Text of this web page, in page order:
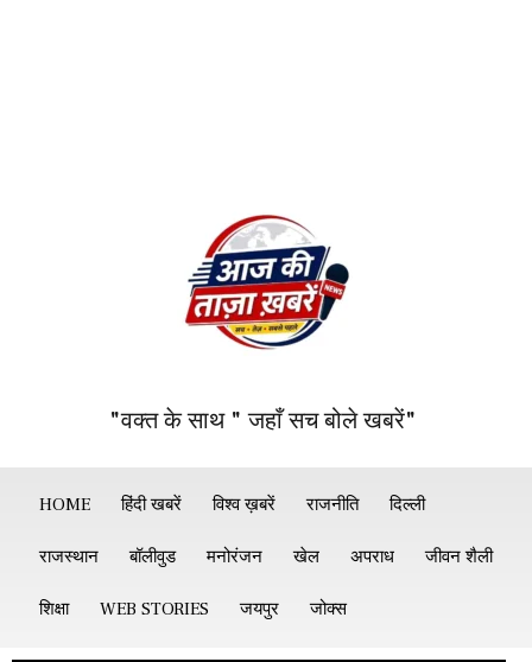
"वक्त के साथ " जहाँ सच बोले खबरें"
HOME हिंदी खबरें विश्व ख़बरें राजनीति दिल्ली
राजस्थान बॉलीवुड मनोरंजन खेल अपराध जीवन शैली
शिक्षा WEB STORIES जयपुर जोक्स